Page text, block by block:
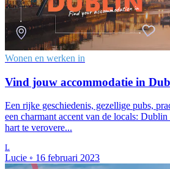
Wonen en werken in
Vind jouw accommodatie in
Een rijke geschiedenis, gezellige pubs,
een charmant accent van de locals:
hart te verovere...
L
Lucie ◦ 16 februari 2023